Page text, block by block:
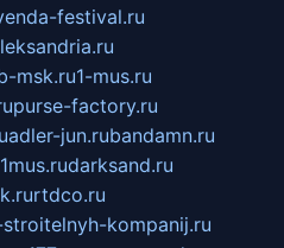
festival.ru
msk.ru1-mus.ru
purse-factory.ru
adler-jun.rubandamn.ru
1mus.rudarksand.ru
rtdco.ru
kompanij.ru